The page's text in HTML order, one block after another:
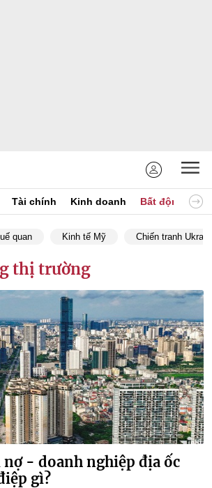
Tài chính Kinh doanh Bất động sản
quan Kinh tế Mỹ Chiến tranh
thị trường
nợ - doanh nghiệp địa ốc
gì?